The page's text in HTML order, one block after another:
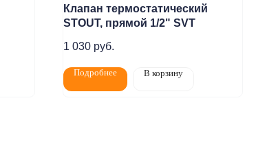
Клапан термостатический
STOUT, прямой 1/2" SVТ
1 030 руб.
Подробнее В корзину
Контакты
О компании Акции